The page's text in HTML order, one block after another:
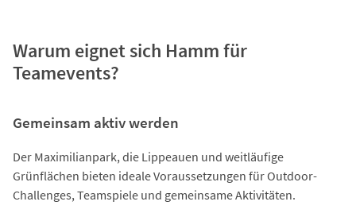
Warum eignet sich Hamm für
Teamevents?
Gemeinsam aktiv werden
Der Maximilianpark, die Lippeauen und weitläufige
Grünflächen bieten ideale Voraussetzungen für Outdoor-
Challenges, Teamspiele und gemeinsame Aktivitäten.